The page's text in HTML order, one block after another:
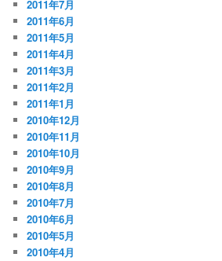
2011年7月
2011年6月
2011年5月
2011年4月
2011年3月
2011年2月
2011年1月
2010年12月
2010年11月
2010年10月
2010年9月
2010年8月
2010年7月
2010年6月
2010年5月
2010年4月